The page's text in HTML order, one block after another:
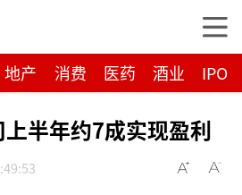
地产 消费 医药 酒业 IPO
半年约7成实现盈利